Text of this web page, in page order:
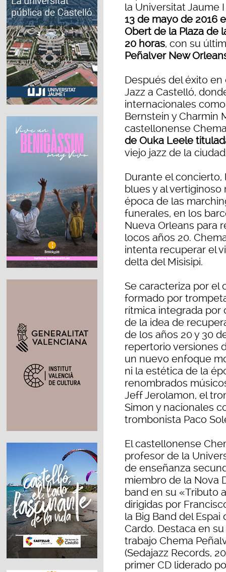
la Universitat Jaume
13 de mayo de 2016
Obert de la Plaza de
20 horas, con su
Peñalver New
Después del éxito
Jazz a Castelló,
internacionales
Bernstein y Charmin
castellonense
de Ouka Leele
viejo jazz de la
Durante el
blues y al
época de las
funerales, en los
Nueva Orleans para
locos años 20.
intenta recuperar el
delta del Misisipi.
Se caracteriza por el
formado por
rítmica integrada por
de la idea de
de los años 20 y 30
repertorio versiones
un nuevo enfoque
ni la estética de la
renombrados
Jeff Jerolamon, el
Simon y nacionales
trombonista Paco
El castellonense
profesor de la
de enseñanza
miembro de la Nova
band en su «Tributo
dirigidas por
la Big Band del Espai
Cardo. Destaca en
trabajo Chema
(Sedajazz Records,
primer CD liderado